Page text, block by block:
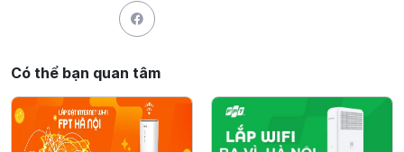
Có thể bạn quan tâm